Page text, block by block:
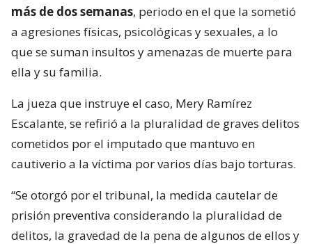
más de dos semanas, periodo en el que la sometió
a agresiones físicas, psicológicas y sexuales, a lo
que se suman insultos y amenazas de muerte para
ella y su familia.
La jueza que instruye el caso, Mery Ramírez
Escalante, se refirió a la pluralidad de graves delitos
cometidos por el imputado que mantuvo en
cautiverio a la víctima por varios días bajo torturas.
“Se otorgó por el tribunal, la medida cautelar de
prisión preventiva considerando la pluralidad de
delitos, la gravedad de la pena de algunos de ellos y